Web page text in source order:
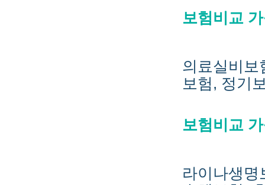
보험비교
의료실비보
보험, 정기
보험비교
라이나생명